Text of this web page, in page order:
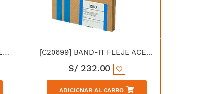
[C20599] BAND-IT FLEJE ACERO INOXIDABLE 201SS 5/8" X 0.76MM [C20699] BAND-IT FLEJE ACERO INOXIDABLE 201SS 3/4" X 0.76MM
S/ 232.00
ADICIONAR AL CARRO